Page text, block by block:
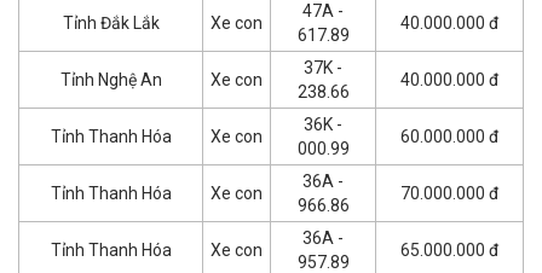
Tỉnh Đắk Lắk Xe con
47A -
617.89
40.000.000 đ
Tỉnh Nghệ An Xe con
37K -
238.66
40.000.000 đ
Tỉnh Thanh Hóa Xe con
36K -
000.99
60.000.000 đ
Tỉnh Thanh Hóa Xe con
36A -
966.86
70.000.000 đ
Tỉnh Thanh Hóa Xe con
36A -
957.89
65.000.000 đ